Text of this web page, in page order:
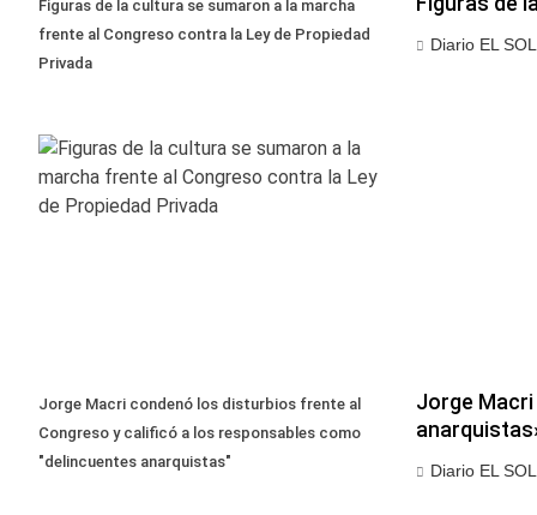
Figuras de la cultura se sumaron a la marcha
frente al Congreso contra la Ley de Propiedad
Privada
Diario EL SOL
Jorge Macri condenó los disturbios frente al
Congreso y calificó a los responsables como
"delincuentes anarquistas"
Jorge
Diario EL SOL